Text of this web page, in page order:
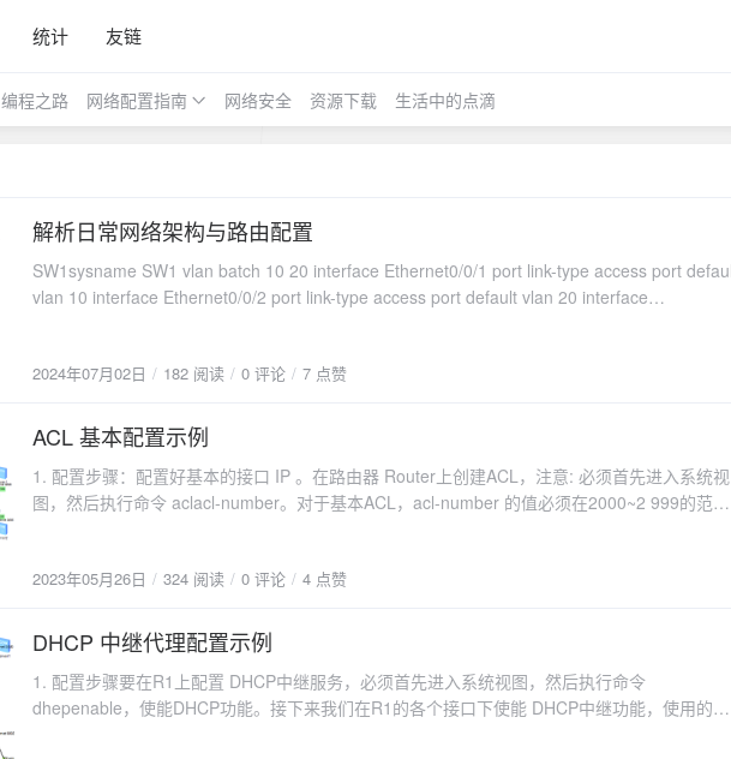
统计 友链
编程之路 网络配置指南 网络安全 资源下载 生活中的点滴
2024-07-02
解析日常网络架构与路由配置
SW1sysname SW1 vlan batch 10 20 interface Ethernet0/0/1 port link-type access port default
vlan 10 interface Ethernet0/0/2 port link-type access port default vlan 20 interface
port trunk allow-pass vlan all interface GigabitEthernet0/0/3 port link-type trunk port trunk
interface GigabitEthernet0/0/5 port link-type access port default vlan 40 interface
GigabitEthernet0/0/2 port link-type access port default vlan 123 quit interface Vlanif10 ip
address 172.16.10.254 255.255.255.0 dhcp select interface interface Vlanif20 ip address
172.16.20.254 255.255.255.0 dhcp select interface interface Vlanif30 ip address
0.0.0.0 0.0.0.0 10.1.123.1 ospf 1 router-id 6.6.6.6 area 0 network 172.16.0.0 0.0.255.255
interface GigabitEthernet0/0/2 port link-type access port default vlan 30 interface
interface GigabitEthernet0/0/0 ip address 10.1.123.1 255.255.255.0 quit ospf 1 router-id
1.1.1.1 area 0 network 10.1.123.1 0.0.0.0 quit quit dialer-rule dialer-rule 1 ip permit quit
2024年07月02日 182 阅读 0 评论 7 点赞
2023-05-26
ACL 基本配置示例
1. 配置步骤：配置好基本的接口 IP 。在路由器 Router上创建ACL，注意: 必须首先进入系统视
图，然后执行命令 aclacl-number。对于基本ACL，acl-number 的值必须在2000~2 999的范围
定相应的规则。首先，我们制定一条规则，其含义是允许（permit）源IP地址为 172.16.0.2 的IP
VTY上应用 ACL 2000 。acl 2000 rule permit source 172.16.0.2 0 rule deny source any quit
user-interface vty 0 4 acl 2000 inbound quit在完成上述配置后,我们可以通过以下命令来对配置
进行验证。display acl 2000 来查看ACL 2000的配置。{dotted startColor="#e28d8d"
endColor="#a9c7e5"/}1. ACL 命令：ACL分为基本ACL和高级ACL等类型。基本ACL只能基于P
2023年05月26日 324 阅读 0 评论 4 点赞
2023-05-25
DHCP 中继代理配置示例
1. 配置步骤要在R1上配置 DHCP中继服务，必须首先进入系统视图，然后执行命令
dhepenable，使能DHCP功能。接下来我们在R1的各个接口下使能 DHCP中继功能，使用的命